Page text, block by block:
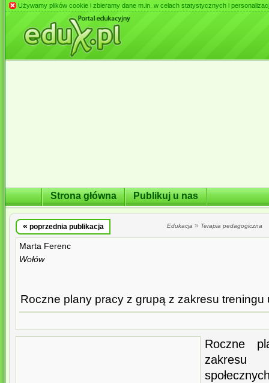
Używamy plików cookie i zbieramy dane m.in. w celach statystycznych i
Strona główna Publikuj u nas
« poprzednia publikacja Edukacja » Terapia pedagogiczna
Marta Ferenc
Wołów
Roczne plany pracy z grupą z zakresu treningu
Roczne
zakresu